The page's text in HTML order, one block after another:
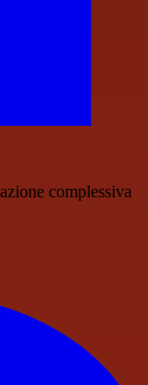
complessiva